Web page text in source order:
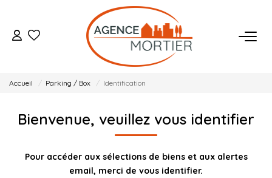
ACHETER
BIENS VENDUS
NOTRE AGENCE
Accueil Parking / Box Identification
Bienvenue, veuillez vous identifier
Pour accéder aux sélections de biens et aux alertes
email, merci de vous identifier.